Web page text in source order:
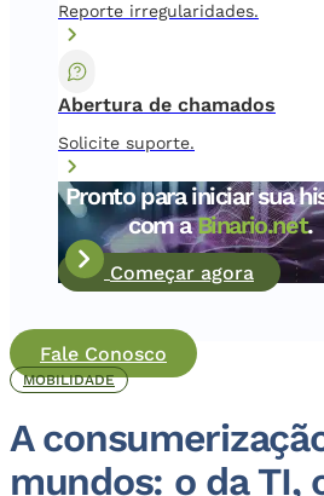
Reporte irregularidades.
Abertura de chamados
Solicite suporte.
Pronto para iniciar sua
com aBinario.net.
Começar agora
Fale Conosco
MOBILIDADE
A
mundos: o da TI,